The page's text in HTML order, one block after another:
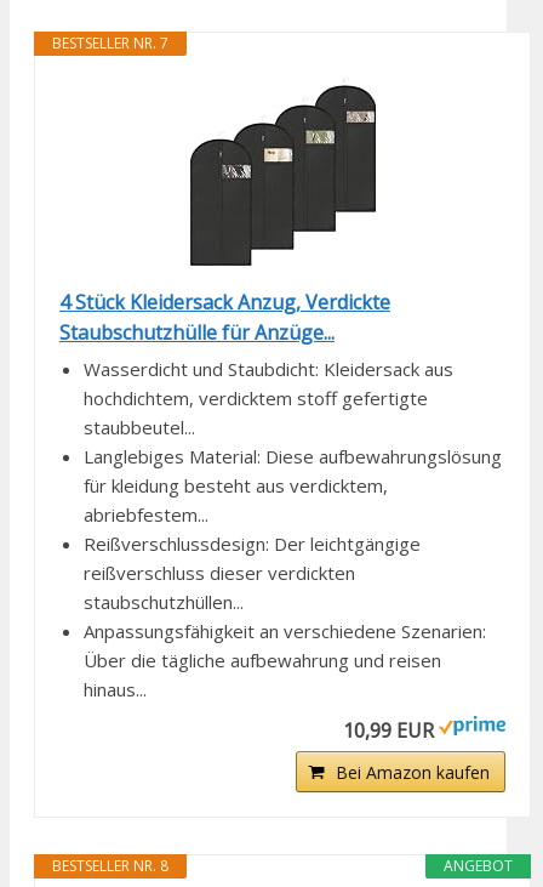
BESTSELLER NR. 7
4 Stück Kleidersack Anzug, Verdickte
Staubschutzhülle für Anzüge...
Wasserdicht und Staubdicht: Kleidersack aus
hochdichtem, verdicktem stoff gefertigte
staubbeutel...
Langlebiges Material: Diese aufbewahrungslösung
für kleidung besteht aus verdicktem,
abriebfestem...
Reißverschlussdesign: Der leichtgängige
reißverschluss dieser verdickten
staubschutzhüllen...
Anpassungsfähigkeit an verschiedene Szenarien:
Über die tägliche aufbewahrung und reisen
hinaus...
10,99 EUR
Bei Amazon kaufen
ANGEBOT
BESTSELLER NR. 8